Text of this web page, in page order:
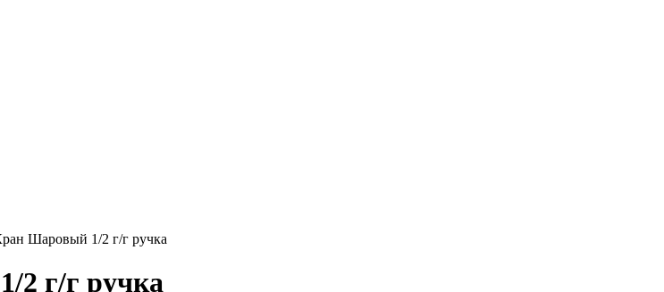
Шаровый 1/2 г/г ручка
2 г/г ручка